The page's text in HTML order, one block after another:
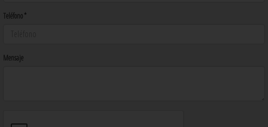
Teléfono *
Mensaje